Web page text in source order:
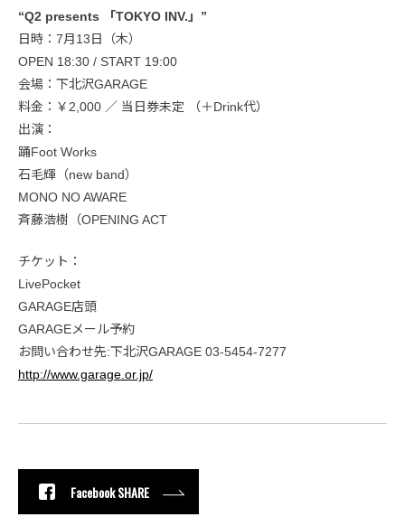
“Q2 presents 「TOKYO INV.」”
日時：7月13日（木）
OPEN 18:30 / START 19:00
会場：下北沢GARAGE
料金：￥2,000 ／ 当日券未定 （＋Drink代）
出演：
踊Foot Works
石毛輝（new band）
MONO NO AWARE
斉藤浩樹（OPENING ACT
チケット：
LivePocket
GARAGE店頭
GARAGEメール予約
お問い合わせ先:下北沢GARAGE 03-5454-7277
http://www.garage.or.jp/
Facebook SHARE